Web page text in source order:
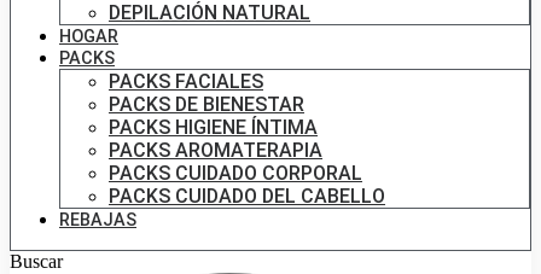
DEPILACIÓN NATURAL
HOGAR
PACKS
PACKS FACIALES
PACKS DE BIENESTAR
PACKS HIGIENE ÍNTIMA
PACKS AROMATERAPIA
PACKS CUIDADO CORPORAL
PACKS CUIDADO DEL CABELLO
REBAJAS
Buscar